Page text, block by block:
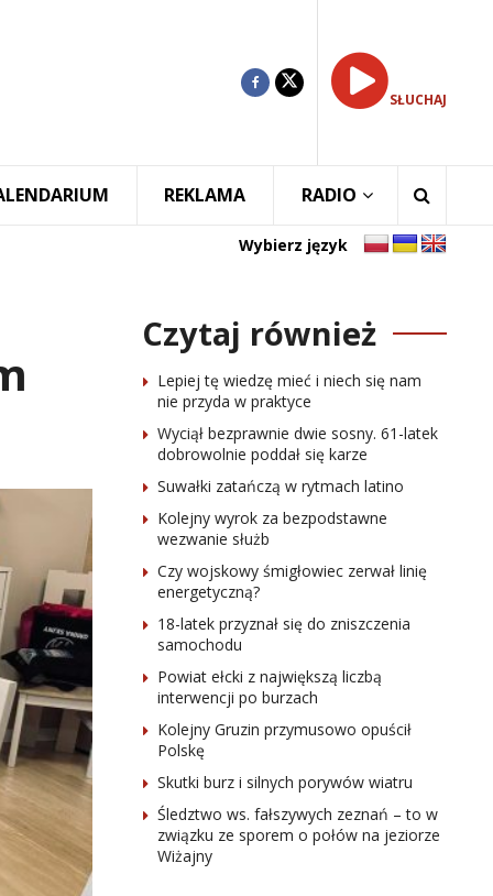
SŁUCHAJ
REKLAMA RADIO
Wybierz język
Czytaj również
Lepiej tę wiedzę mieć i niech się nam
nie przyda w praktyce
Wyciął bezprawnie dwie sosny. 61-latek
dobrowolnie poddał się karze
Suwałki zatańczą w rytmach latino
Kolejny wyrok za bezpodstawne
wezwanie służb
Czy wojskowy śmigłowiec zerwał linię
energetyczną?
18-latek przyznał się do zniszczenia
samochodu
Powiat ełcki z największą liczbą
interwencji po burzach
Kolejny Gruzin przymusowo opuścił
Polskę
Skutki burz i silnych porywów wiatru
Śledztwo ws. fałszywych zeznań – to w
związku ze sporem o połów na jeziorze
Wiżajny